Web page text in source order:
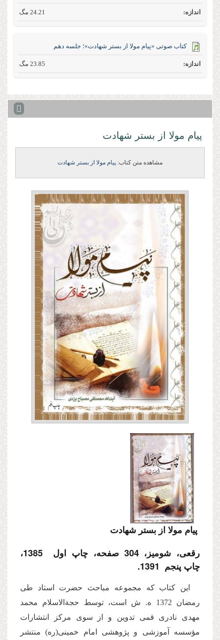
24.21 مگ
کتاب صوتی «پیام مولا از بستر شهادت»؛ جلسه دهم
23.85 مگ
پیام مولا از بستر شهادت
مشاهده متن کتاب: پیام مولا از بستر شهادت
پیام مولا از بستر شهادت
رقعی، شومیز، 304 صفحه، چاپ اول 1385،
چاپ پنجم 1391.
این كتاب كه مجموعه مباحث حضرت استاد طی
رمضان 1372 ه. ش است، توسط حجةالاسلام محمد
مهدی نادری قمی تدوین و از سوی مركز انتشارات
مؤسسه آموزشی و پژوهشی امام خمینی(ره) منتشر